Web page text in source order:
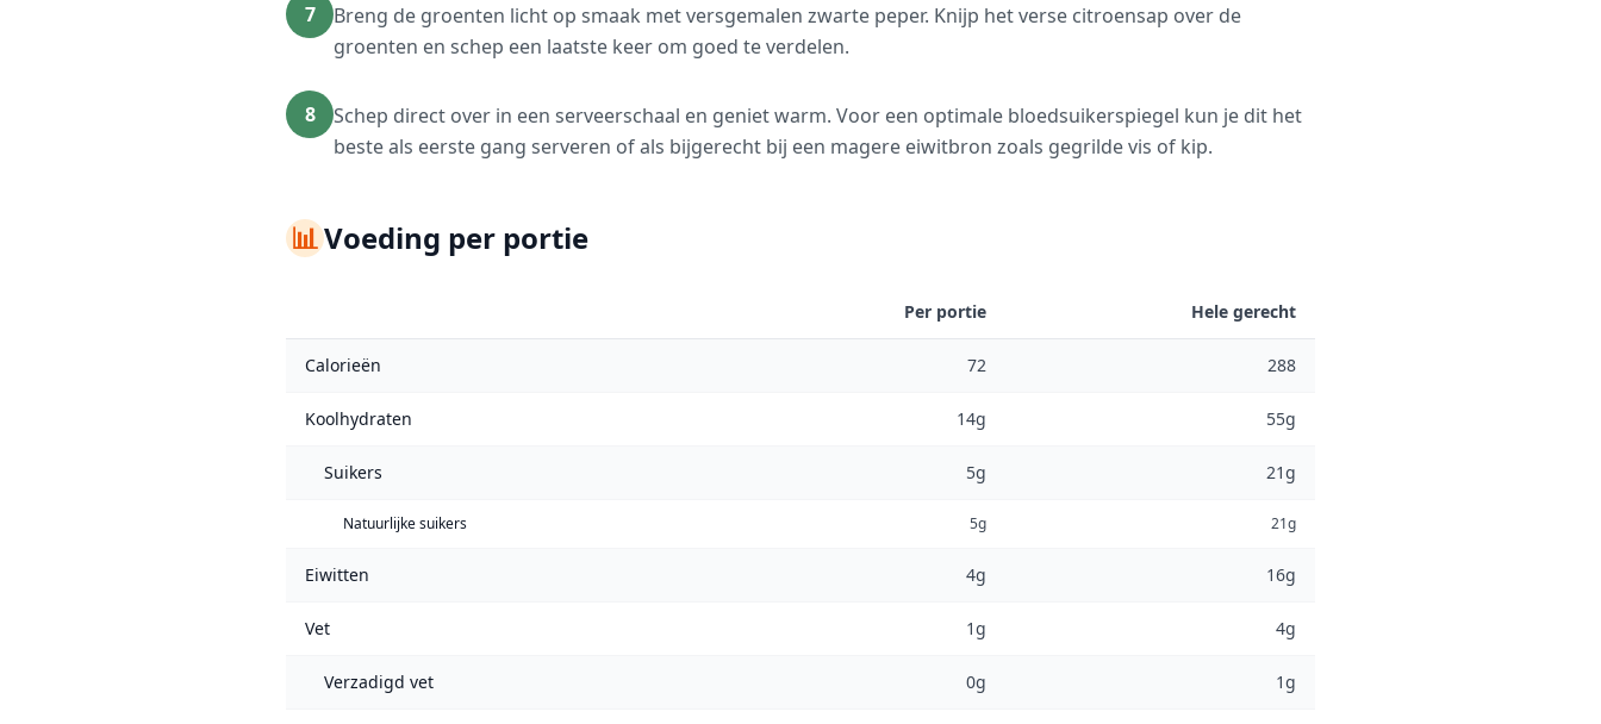
7
Breng de groenten licht op smaak met versgemalen zwarte peper. Knijp het verse citroensap over de
groenten en schep een laatste keer om goed te verdelen.
8
Schep direct over in een serveerschaal en geniet warm. Voor een optimale bloedsuikerspiegel kun je dit het
beste als eerste gang serveren of als bijgerecht bij een magere eiwitbron zoals gegrilde vis of kip.
📊Voeding per portie
Per portie Hele gerecht
Calorieën 72 288
Koolhydraten 14g 55g
Suikers 5g 21g
Natuurlijke suikers 5g 21g
Eiwitten 4g 16g
Vet 1g 4g
Verzadigd vet 0g 1g